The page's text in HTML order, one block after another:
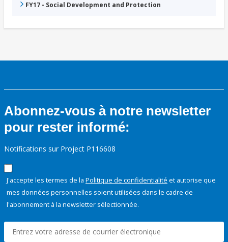
FY17 - Social Development and Protection
Abonnez-vous à notre newsletter
pour rester informé:
Notifications sur Project P116608
J'accepte les termes de la Politique de confidentialité et autorise que
mes données personnelles soient utilisées dans le cadre de
l'abonnement à la newsletter sélectionnée.